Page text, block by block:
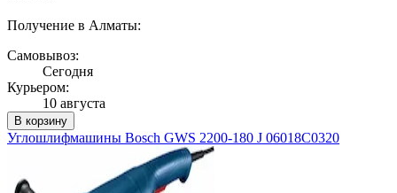
Получение в Алматы:
Самовывоз:
Сегодня
Курьером:
10 августа
В корзину
Углошлифмашины Bosch GWS 2200-180 J 06018C0320